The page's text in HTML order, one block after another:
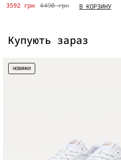
4490 грн
3592 грн В КОРЗИНУ
Купують зараз
НОВИНКИ